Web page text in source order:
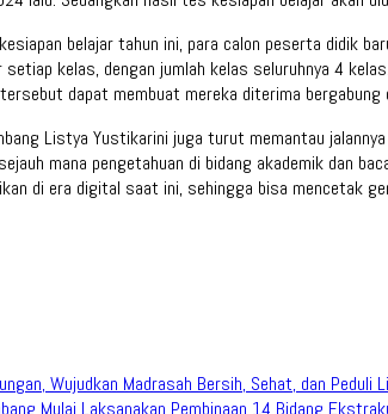
belajar tahun ini, para calon peserta didik
kelas, dengan jumlah kelas seluruhnya 4
dapat membuat mereka diterima bergabung
Listya Yustikarini juga turut memantau
mana pengetahuan di bidang akademik dan
di era digital saat ini, sehingga bisa mencetak
Wujudkan Madrasah Bersih, Sehat, dan Peduli
Mulai Laksanakan Pembinaan 14 Bidang